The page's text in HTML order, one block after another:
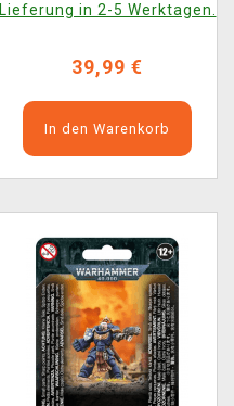
Lieferung in 2-5 Werktagen.
39,99 €
In den Warenkorb